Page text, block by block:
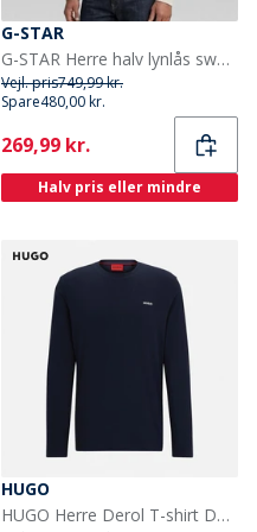
G-STAR
G-STAR Herre halv lynlås sweatshirt Ecru
Vejl. pris749,99 kr.
Spare480,00 kr.
Current
269,99 kr.
Halv pris eller mindre
HUGO
HUGO Herre Derol T-shirt Dark Blue